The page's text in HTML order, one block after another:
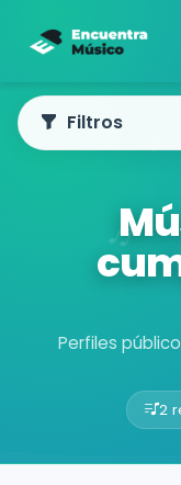
Perfiles
2
Buscador de
Filtros